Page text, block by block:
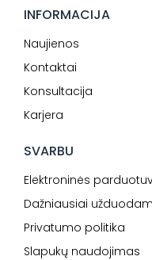
INFORMACIJA
Naujienos
Kontaktai
Konsultacija
Karjera
SVARBU
Elektroninės
Dažniausiai
Privatumo politika
Slapukų naudojimas